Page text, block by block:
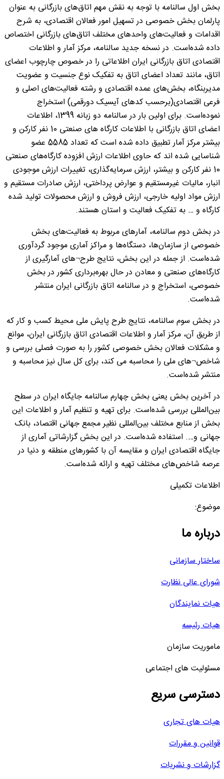
بخش اول سالنامه با توجه به نقش مهم اتاق‌های بازرگانی به عنوان
پارلمان بخش خصوصی در تسهیل امور فعالان اقتصادی، به شرح
اقدامات و فعالیت‌های واحدهای مختلف اتاق‌های بازرگانی اختصاص
داده شده‌است. در نسخه جدید سالنامه، مرکز آمار و اطلاعات
اقتصادی اتاق بازرگانی ایران اطلاعاتی را در خصوص چارچوب اعضای
اتاق، مانند تعداد اعضای اتاق به تفکیک نوع جنسیت و عضویت
مدیربنگاه، بخش‌های عمده اقتصادی و رشته فعالیت‌های اصلی و
فرعی اقتصادی(برحسب کدهای آیسیک دورقمی) استخراج
نموده‌است. برای اولین بار در سالنامه دو زبانه 1399، اطلاعات
اعضای اتاق بازرگانی با اطلاعات کارگاه های صنعتی 10 نفر کارکن و
بیشتر مرکز آمار تطبیق داده شده است که تعداد 5585 عضو
شناسایی شده اند که حاوی اطلاعات ارزش افزوده کارگاه‌های صنعتی
10 نفر کارکن و بیشتر، ارزش سرمایه‌گذاری، تغییرات ارزش موجودی
انبار، مالیات غیرمستقیم و عوارض پرداختی، ارزش صادرات مستقیم و
ارزش مواد اولیه خارجی، ارزش فروش و ارزش محصولات تولید شده
کارگاه و … به تفکیک فعالیت و استان هستند.
در بخش دوم سالنامه، آمارهای مربوط به فعالیت‌های بخش
خصوصی از سازمان‌ها، دستگا‌ه‌ها و مراکز آماری موجود گردآوری
شده‌است. از جمله در این بخش، نتایج طرح¬های آمارگیری از
کارگاه‌های صنعتی و معادن در حال بهره‌برداری کشور در بخش
خصوصی، استخراج و در سالنامه اتاق بازرگانی ایران منتشر
شده‌است.
در بخش سوم سالنامه، نتایج طرح پایش ملی محیط کسب و کار که
از طریق آن، مرکز آمار و اطلاعات اقتصادی اتاق بازرگانی ایران، موانع
و مشکلات فعالان بخش خصوصی کشور را به صورت فصلی بررسی و
شاخص¬های ملی را محاسبه می کند، برای کل سال نیز محاسبه و
منتشر شده‌است.
در آخرین بخش یعنی بخش چهارم سالنامه جایگاه ایران در سطح
بین‌المللی بررسی شده‌است. برای تهیه و تنظیم آمار و اطلاعات این
بخش از منابع مختلف بین‌المللی نظیر مجمع جهانی اقتصاد، بانک
جهانی و…. استفاده شده‌است. در این بخش گزارشاتی آماری از
جایگاه اقتصادی ایران و مقایسه آن با کشورهای منطقه و دنیا در
عرصه شاخص‌های مختلف تهیه و ارائه شده‌است.
اطلاعات تکمیلی
موضوع:
درباره ما
ساختار سازمانی
شورای عالی نظارت
هیات نمایندگان
هیات رئیسه
ماموریت سازمان
مسئولیت های اجتماعی
دسترسی سریع
هیات های تجاری
قوانین و مقررات
گزارشات و نشریات